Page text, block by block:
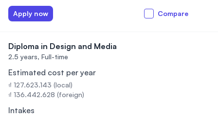
Apply now Compare
Diploma in Design and Media
2.5 years, Full-time
Estimated cost per year
₫ 127.623.143 (local)
₫ 136.442.628 (foreign)
Intakes